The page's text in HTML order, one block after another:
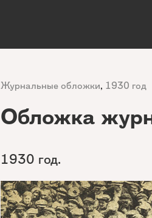
Журнальные обложки, 1930 год
Обложка
1930 год.